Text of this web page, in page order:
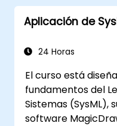
Aplicación de
24 Horas
El curso está
fundamentos del
Sistemas (SysML),
software